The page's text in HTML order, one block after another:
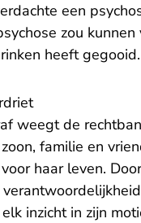
een
zou
heeft gegooid.
weegt de
familie en
haar leven.
inzicht in zijn